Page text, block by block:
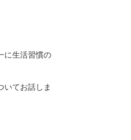
に生活習慣の
いてお話しま